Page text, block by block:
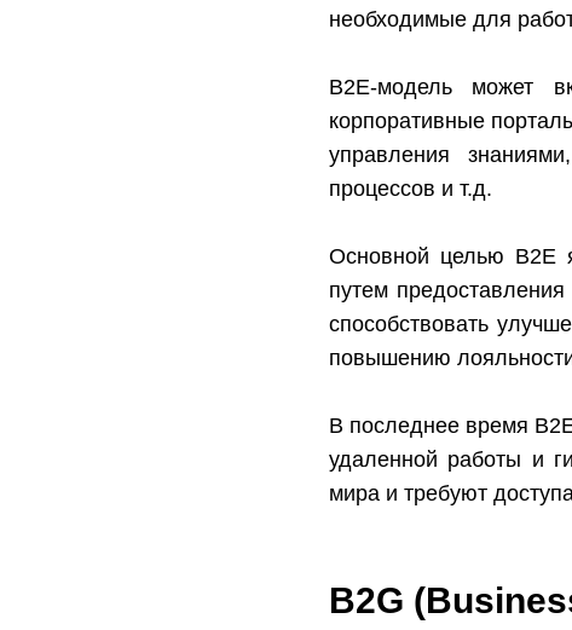
необходимые для
B2E-модель может
корпоративные
управления
процессов и т.д.
Основной целью B2E
путем
способствовать
повышению
В последнее время
удаленной работы и
мира и требуют
B2G